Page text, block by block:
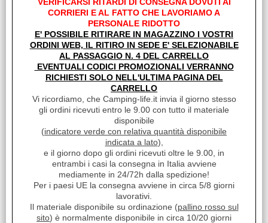
KIT COPERCHIO ULTRA-BOX 500 98654-
043
€ 574,62 Sconto 28.6%
410,00
Iva inclusa
CORRIERI E AL FATTO CHE LAVORIAMO A
PERSONALE RIDOTTO
E' POSSIBILE RITIRARE IN MAGAZZINO I VOSTRI
ORDINI WEB, IL RITIRO IN SEDE E' SELEZIONABILE
AL PASSAGGIO N. 4 DEL CARRELLO
EVENTUALI CODICI PROMOZIONALI VERRANNO
RICHIESTI SOLO NELL'ULTIMA PAGINA DEL
CARRELLO
Vi ricordiamo, che Camping-life.it invia il giorno stesso
gli ordini ricevuti entro le 9.00 con tutto il materiale
disponibile
(indicatore verde con relativa quantità disponibile
indicata a lato),
e il giorno dopo gli ordini ricevuti oltre le 9.00, in
entrambi i casi la consegna in Italia avviene
mediamente in 24/72h dalla spedizione!
Per i paesi UE la consegna avviene in circa 5/8 giorni
lavorativi.
Il materiale disponibile su ordinazione (pallino rosso sul
sito) è normalmente disponibile in circa 10/20 giorni